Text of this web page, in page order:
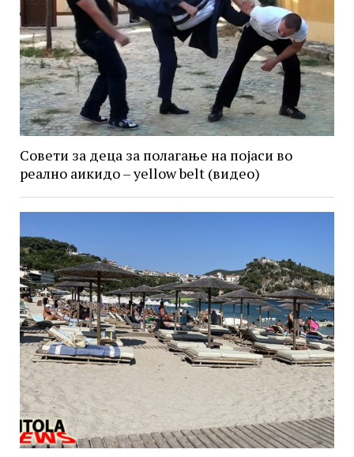
Совети за деца за полагање на појаси во
реално аикидо – yellow belt (видео)